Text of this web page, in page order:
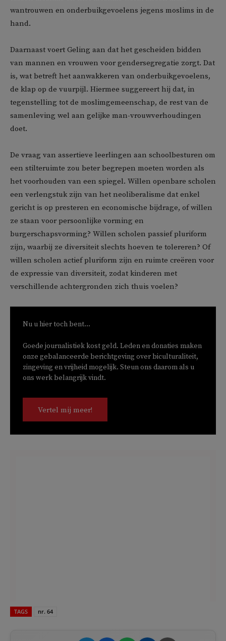
wantrouwen en onderbuikgevoelens jegens moslims in de
hand.
Daarnaast voert Geling aan dat het gescheiden bidden
van mannen en vrouwen voor gendersegregatie zorgt. Dat
is, wat betreft het aanwakkeren van onderbuikgevoelens,
de klap op de vuurpijl. Hiermee suggereert hij dat, in
tegenstelling tot de moslimgemeenschap, de rest van de
samenleving wel aan gelijke man-vrouwverhoudingen
doet.
De vraag van assertieve leerlingen aan schoolbesturen om
een stilteruimte zou beter begrepen moeten worden als
het voorhouden van een spiegel. Willen openbare scholen
een verlengstuk zijn van het neoliberalisme dat enkel
gericht is op presteren en economische bijdrage, of willen
ze staan voor persoonlijke vorming en
burgerschapsvorming? Willen scholen passief pluriform
zijn, waarbij ze diversiteit slechts hoeven te tolereren? Of
willen scholen actief pluriform zijn en ruimte creëren voor
de expressie van diversiteit, zodat kinderen met
verschillende achtergronden zich thuis voelen?
Nu u hier toch bent...
Goede journalistiek kost geld. Leden en donaties maken
onze gebalanceerde berichtgeving over biculturaliteit,
zingeving en vrijheid mogelijk. Steun ons daarom als u
ons werk belangrijk vindt.
Vertel mij meer!
TAGS nr. 64